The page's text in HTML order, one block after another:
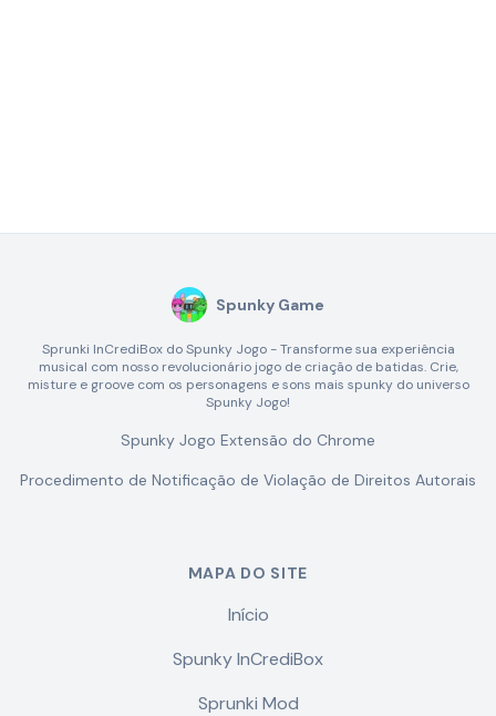
Spunky Game
Sprunki InCrediBox do Spunky Jogo - Transforme sua experiência
musical com nosso revolucionário jogo de criação de batidas. Crie,
misture e groove com os personagens e sons mais spunky do universo
Spunky Jogo!
Spunky Jogo Extensão do Chrome
Procedimento de Notificação de Violação de Direitos Autorais
MAPA DO SITE
Início
Spunky InCrediBox
Sprunki Mod